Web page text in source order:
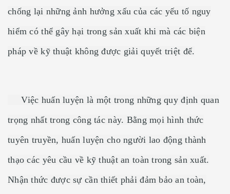
chống lại những ảnh hưởng xấu của các yếu tố nguy
hiểm có thể gây hại trong sản xuất khi mà các biện
pháp về kỹ thuật không được giải quyết triệt để.
Việc huấn luyện là một trong những quy định quan
trọng nhất trong công tác này. Bằng mọi hình thức
tuyên truyền, huấn luyện cho người lao động thành
thạo các yêu cầu về kỹ thuật an toàn trong sản xuất.
Nhận thức được sự cần thiết phải đảm bảo an toàn,